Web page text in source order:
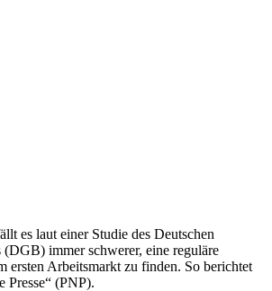
es laut einer Studie des Deutschen
(DGB) immer schwerer, eine reguläre
ersten Arbeitsmarkt zu finden. So berichtet
Presse“ (PNP).